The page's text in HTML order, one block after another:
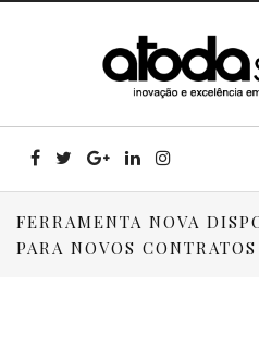
FERRAMENTA NOVA
PARA NOVOS CONTRATOS